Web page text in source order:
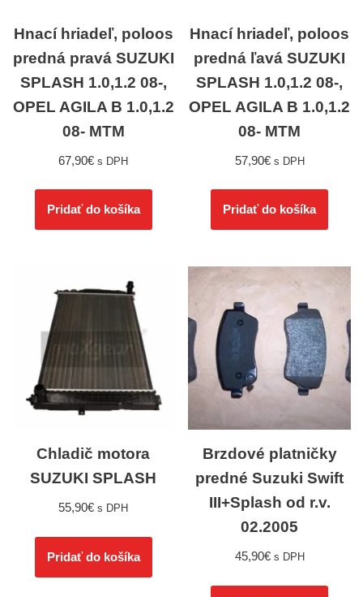
Hnací hriadeľ, poloos
predná pravá SUZUKI
SPLASH 1.0,1.2 08-,
OPEL AGILA B 1.0,1.2
08- MTM
67,90€ s DPH
Pridať do košíka
Hnací hriadeľ, poloos
predná ľavá SUZUKI
SPLASH 1.0,1.2 08-,
OPEL AGILA B 1.0,1.2
08- MTM
57,90€ s DPH
Pridať do košíka
Chladič motora
SUZUKI SPLASH
55,90€ s DPH
Pridať do košíka
Brzdové platničky
predné Suzuki Swift
III+Splash od r.v.
02.2005
45,90€ s DPH